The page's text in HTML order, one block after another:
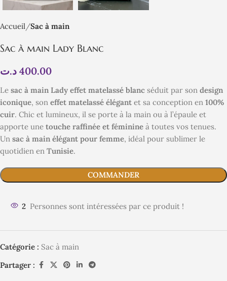
Accueil Sac à main
Sac à main Lady Blanc
400.00 د.ت
Le sac à main Lady effet matelassé blanc séduit par son design
iconique, son effet matelassé élégant et sa conception en 100%
cuir. Chic et lumineux, il se porte à la main ou à l’épaule et
apporte une touche raffinée et féminine à toutes vos tenues.
Un sac à main élégant pour femme, idéal pour sublimer le
quotidien en Tunisie.
COMMANDER
2 Personnes sont intéressées par ce produit !
Catégorie : Sac à main
Partager :